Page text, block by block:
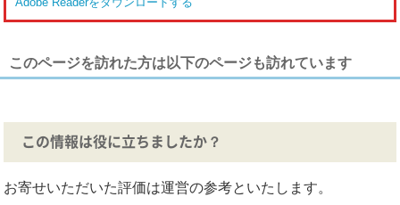
このページを訪れた方は以下のページも訪れています
この情報は役に立ちましたか？
お寄せいただいた評価は運営の参考といたします。